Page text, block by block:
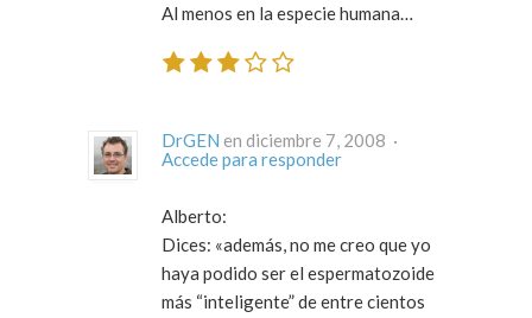
Al menos en la especie humana…
DrGEN
en diciembre 7, 2008 ·
Accede para responder
Alberto:
Dices: «además, no me creo que yo
haya podido ser el espermatozoide
más “inteligente” de entre cientos